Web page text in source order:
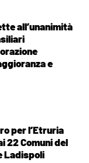
all’unanimità
e
per l’Etruria
22 Comuni del
Ladispoli